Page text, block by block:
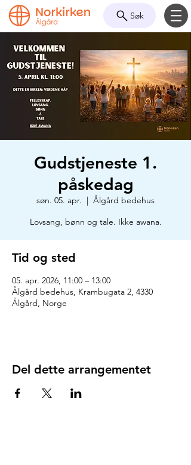
Søk
Gudstjeneste 1.
påskedag
søn. 05. apr.
  |
Ålgård bedehus
Lovsang, bønn og tale. Ikke awana.
Tid og sted
05. apr. 2026, 11:00 – 13:00
Ålgård bedehus, Krambugata 2, 4330
Ålgård, Norge
Del dette arrangementet